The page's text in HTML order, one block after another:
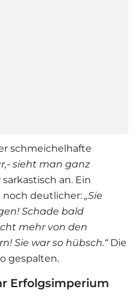
schmeichelhafte
sieht man ganz
an. Ein
deutlicher: „Sie
Schade bald
mehr von den
Sie war so hübsch.“Die
gespalten.
Erfolgsimperium